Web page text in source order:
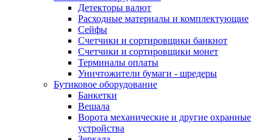
Детекторы валют
Расходные материалы и комплектующие
Сейфы
Счетчики и сортировщики банкнот
Счетчики и сортировщики монет
Терминалы оплаты
Уничтожители бумаги - шредеры
Бутиковое оборудование
Банкетки
Вешала
Ворота механические и другие охранные
устройства